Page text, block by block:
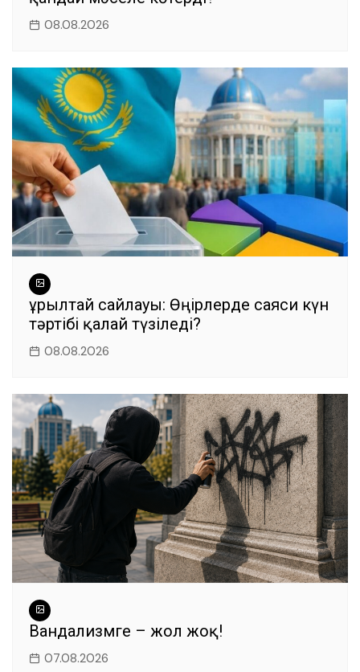
08.08.2026
Құрылтай сайлауы: Өңірлерде саяси күн
тәртібі қалай түзіледі?
08.08.2026
Вандализмге – жол жоқ!
07.08.2026